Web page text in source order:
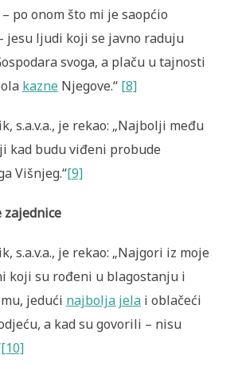
po onom što mi je saopćio
jesu ljudi koji se javno raduju
svoga, a plaču u tajnosti
kazneNjegove.“ [8]
s.a.v.a., je rekao: „Najbolji među
kad budu viđeni probude
Višnjeg.“[9]
s.a.v.a., je rekao: „Najgori iz moje
koji su rođeni u blagostanju i
jedući najbolja jelai oblačeći
a kad su govorili – nisu
[10]